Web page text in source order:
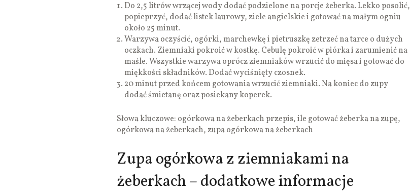
Do 2,5 litrów wrzącej wody dodać podzielone na porcje żeberka. Lekko posolić,
popieprzyć, dodać listek laurowy, ziele angielskie i gotować na małym ogniu
około 25 minut.
Warzywa oczyścić, ogórki, marchewkę i pietruszkę zetrzeć na tarce o dużych
oczkach. Ziemniaki pokroić w kostkę. Cebulę pokroić w piórka i zarumienić na
maśle. Wszystkie warzywa oprócz ziemniaków wrzucić do mięsa i gotować do
miękkości składników. Dodać wyciśnięty czosnek.
20 minut przed końcem gotowania wrzucić ziemniaki. Na koniec do zupy
dodać śmietanę oraz posiekany koperek.
Słowa kluczowe: ogórkowa na żeberkach przepis, ile gotować żeberka na zupę,
ogórkowa na żeberkach, zupa ogórkowa na żeberkach
Zupa ogórkowa z ziemniakami na
żeberkach – dodatkowe informacje